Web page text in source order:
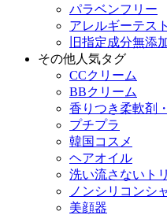
パラベンフリー
アレルギーテス
旧指定成分無添
その他人気タグ
CCクリーム
BBクリーム
香りつき柔軟剤
プチプラ
韓国コスメ
ヘアオイル
洗い流さないト
ノンシリコンシ
美顔器